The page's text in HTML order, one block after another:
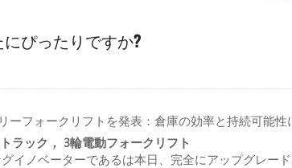
にぴったりですか?
ーフォークリフトを発表：倉庫の効率と持続可能性
ラック， 3輪電動フォークリフト
イノベーターであるは本日、完全にアップグレー